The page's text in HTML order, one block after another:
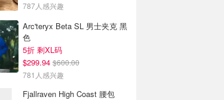
787人感兴趣
Arc'teryx Beta SL 男士夹克 黑
色
5折 剩XL码
$299.94 $600.00
781人感兴趣
Fjallraven High Coast 腰包